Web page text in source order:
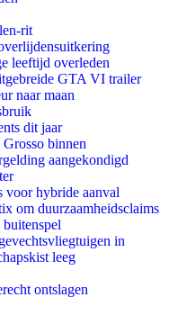
rit
leeftijd overleden
GTA VI trailer
naar maan
dit jaar
binnen
aangekondigd
voor hybride aanval
om duurzaamheidsclaims
in
leeg
ontslagen